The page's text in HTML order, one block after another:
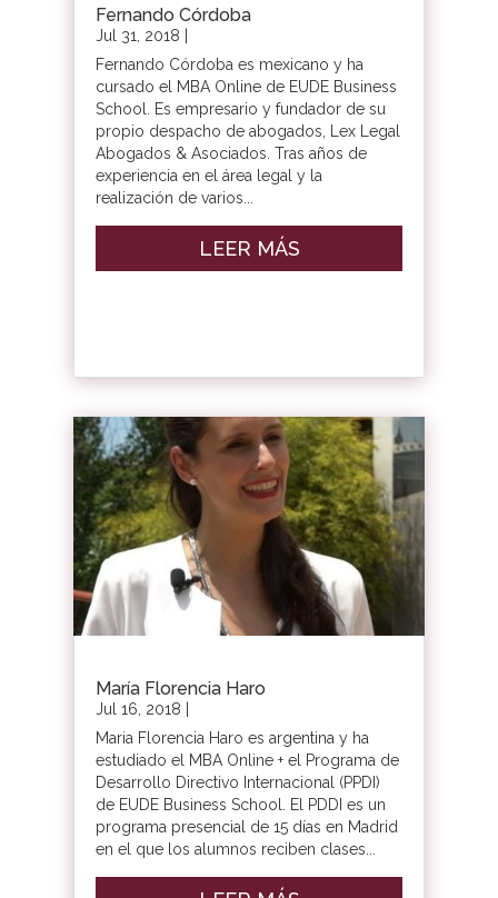
Fernando Córdoba
Jul 31, 2018
Fernando Córdoba es mexicano y ha
cursado el MBA Online de EUDE Business
School. Es empresario y fundador de su
propio despacho de abogados, Lex Legal
Abogados & Asociados. Tras años de
experiencia en el área legal y la
realización de varios...
LEER MÁS
María Florencia Haro
Jul 16, 2018
Maria Florencia Haro es argentina y ha
estudiado el MBA Online + el Programa de
Desarrollo Directivo Internacional (PPDI)
de EUDE Business School. El PDDI es un
programa presencial de 15 días en Madrid
en el que los alumnos reciben clases...